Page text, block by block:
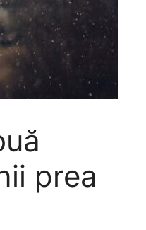
prea